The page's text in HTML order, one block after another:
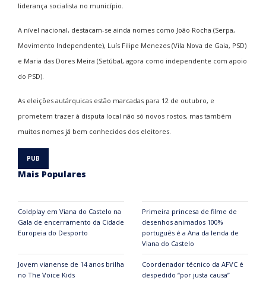
liderança socialista no município.
A nível nacional, destacam-se ainda nomes como João Rocha (Serpa,
Movimento Independente), Luís Filipe Menezes (Vila Nova de Gaia, PSD)
e Maria das Dores Meira (Setúbal, agora como independente com apoio
do PSD).
As eleições autárquicas estão marcadas para 12 de outubro, e
prometem trazer à disputa local não só novos rostos, mas também
muitos nomes já bem conhecidos dos eleitores.
Mais Populares
Coldplay em Viana do Castelo na
Gala de encerramento da Cidade
Europeia do Desporto
Primeira princesa de filme de
desenhos animados 100%
português é a Ana da lenda de
Viana do Castelo
Jovem vianense de 14 anos brilha
no The Voice Kids
Coordenador técnico da AFVC é
despedido “por justa causa”